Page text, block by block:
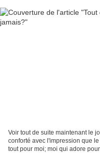
Voir tout de suite maintenant le
conforté avec l'impression que
tout pour moi; moi qui adore